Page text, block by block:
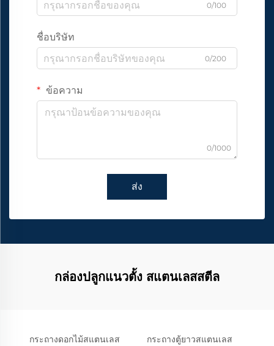
0/100
ชื่อบริษัท
0/200
ข้อความ
0/1000
ส่ง
กล่องปลูกแนวตั้ง สแตนเลสสตีล
กระถางดอกไม้สแตนเลส กระถางตู้ยาวสแตนเลส